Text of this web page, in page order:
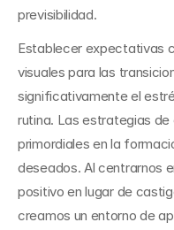
previsibilidad.
Establecer expectativas
visuales para las
significativamente el
rutina. Las estrategias
primordiales en la
deseados. Al centrarnos
positivo en lugar de
creamos un entorno de